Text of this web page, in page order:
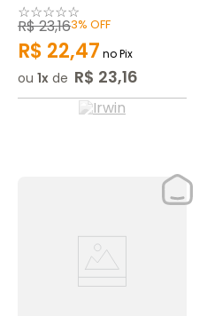
☆☆☆☆☆
R$23,163% OFF
R$ 22,47 no Pix
ou 1 de R$ 23,16